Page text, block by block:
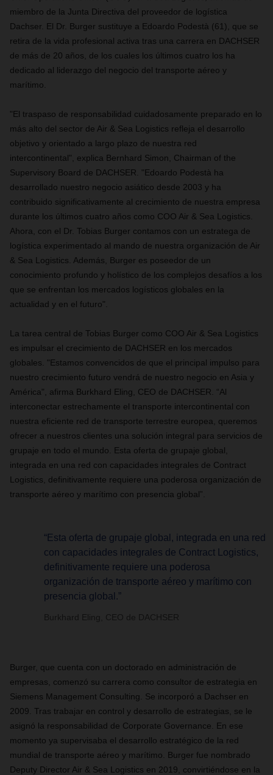
miembro de la Junta Directiva del proveedor de logística
Dachser. El Dr. Burger sustituye a Edoardo Podestà (61), que se
retira de la vida profesional activa tras una carrera en DACHSER
de más de 20 años, de los cuales los últimos cuatro los ha
dedicado al liderazgo del negocio del transporte aéreo y
marítimo.
"El traspaso de responsabilidad cuidadosamente preparado en lo
más alto del sector de Air & Sea Logistics refleja el desarrollo
objetivo y orientado a largo plazo de nuestra red
intercontinental", explica Bernhard Simon, Chairman of the
Supervisory Board de DACHSER. "Edoardo Podestà ha
desarrollado nuestro negocio asiático desde 2003 y ha
contribuido significativamente al crecimiento de nuestra empresa
durante los últimos cuatro años como COO Air & Sea Logistics.
Ahora, con el Dr. Tobias Burger contamos con un estratega de
logística experimentado al mando de nuestra organización de Air
& Sea Logistics. Además, Burger es poseedor de un
conocimiento profundo y holístico de los complejos desafíos a los
que se enfrentan los mercados logísticos globales en la
actualidad y en el futuro".
La tarea central de Tobias Burger como COO Air & Sea Logistics
es impulsar el crecimiento de DACHSER en los mercados
globales. "Estamos convencidos de que el principal impulso para
nuestro crecimiento futuro vendrá de nuestro negocio en Asia y
América", afirma Burkhard Eling, CEO de DACHSER. “Al
interconectar estrechamente el transporte intercontinental con
nuestra eficiente red de transporte terrestre europea, queremos
ofrecer a nuestros clientes una solución integral para servicios de
grupaje en todo el mundo. Esta oferta de grupaje global,
integrada en una red con capacidades integrales de Contract
Logistics, definitivamente requiere una poderosa organización de
transporte aéreo y marítimo con presencia global”.
“Esta oferta de grupaje global, integrada en una red
con capacidades integrales de Contract Logistics,
definitivamente requiere una poderosa
organización de transporte aéreo y marítimo con
presencia global.”
Burkhard Eling, CEO de DACHSER
Burger, que cuenta con un doctorado en administración de
empresas, comenzó su carrera como consultor de estrategia en
Siemens Management Consulting. Se incorporó a Dachser en
2009. Tras trabajar en control y desarrollo de estrategias, se le
asignó la responsabilidad de Corporate Governance. En ese
momento ya supervisaba el desarrollo estratégico de la red
mundial de transporte aéreo y marítimo. Burger fue nombrado
Deputy Director Air & Sea Logistics en 2019, convirtiéndose en la